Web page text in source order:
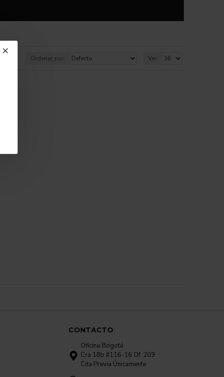
Ordenar por: Ver:
CONTACTO
Oficina Bogotá
Cra 18b #116-16 Of. 209
Cita Previa Únicamente